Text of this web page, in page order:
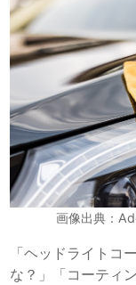
画像出典：
「ヘッドライトコ
な？」「コーティ